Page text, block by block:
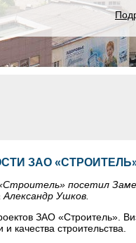
ЗАО
посетил
Ушков.
ЗАО «Строитель».
качества строительства.